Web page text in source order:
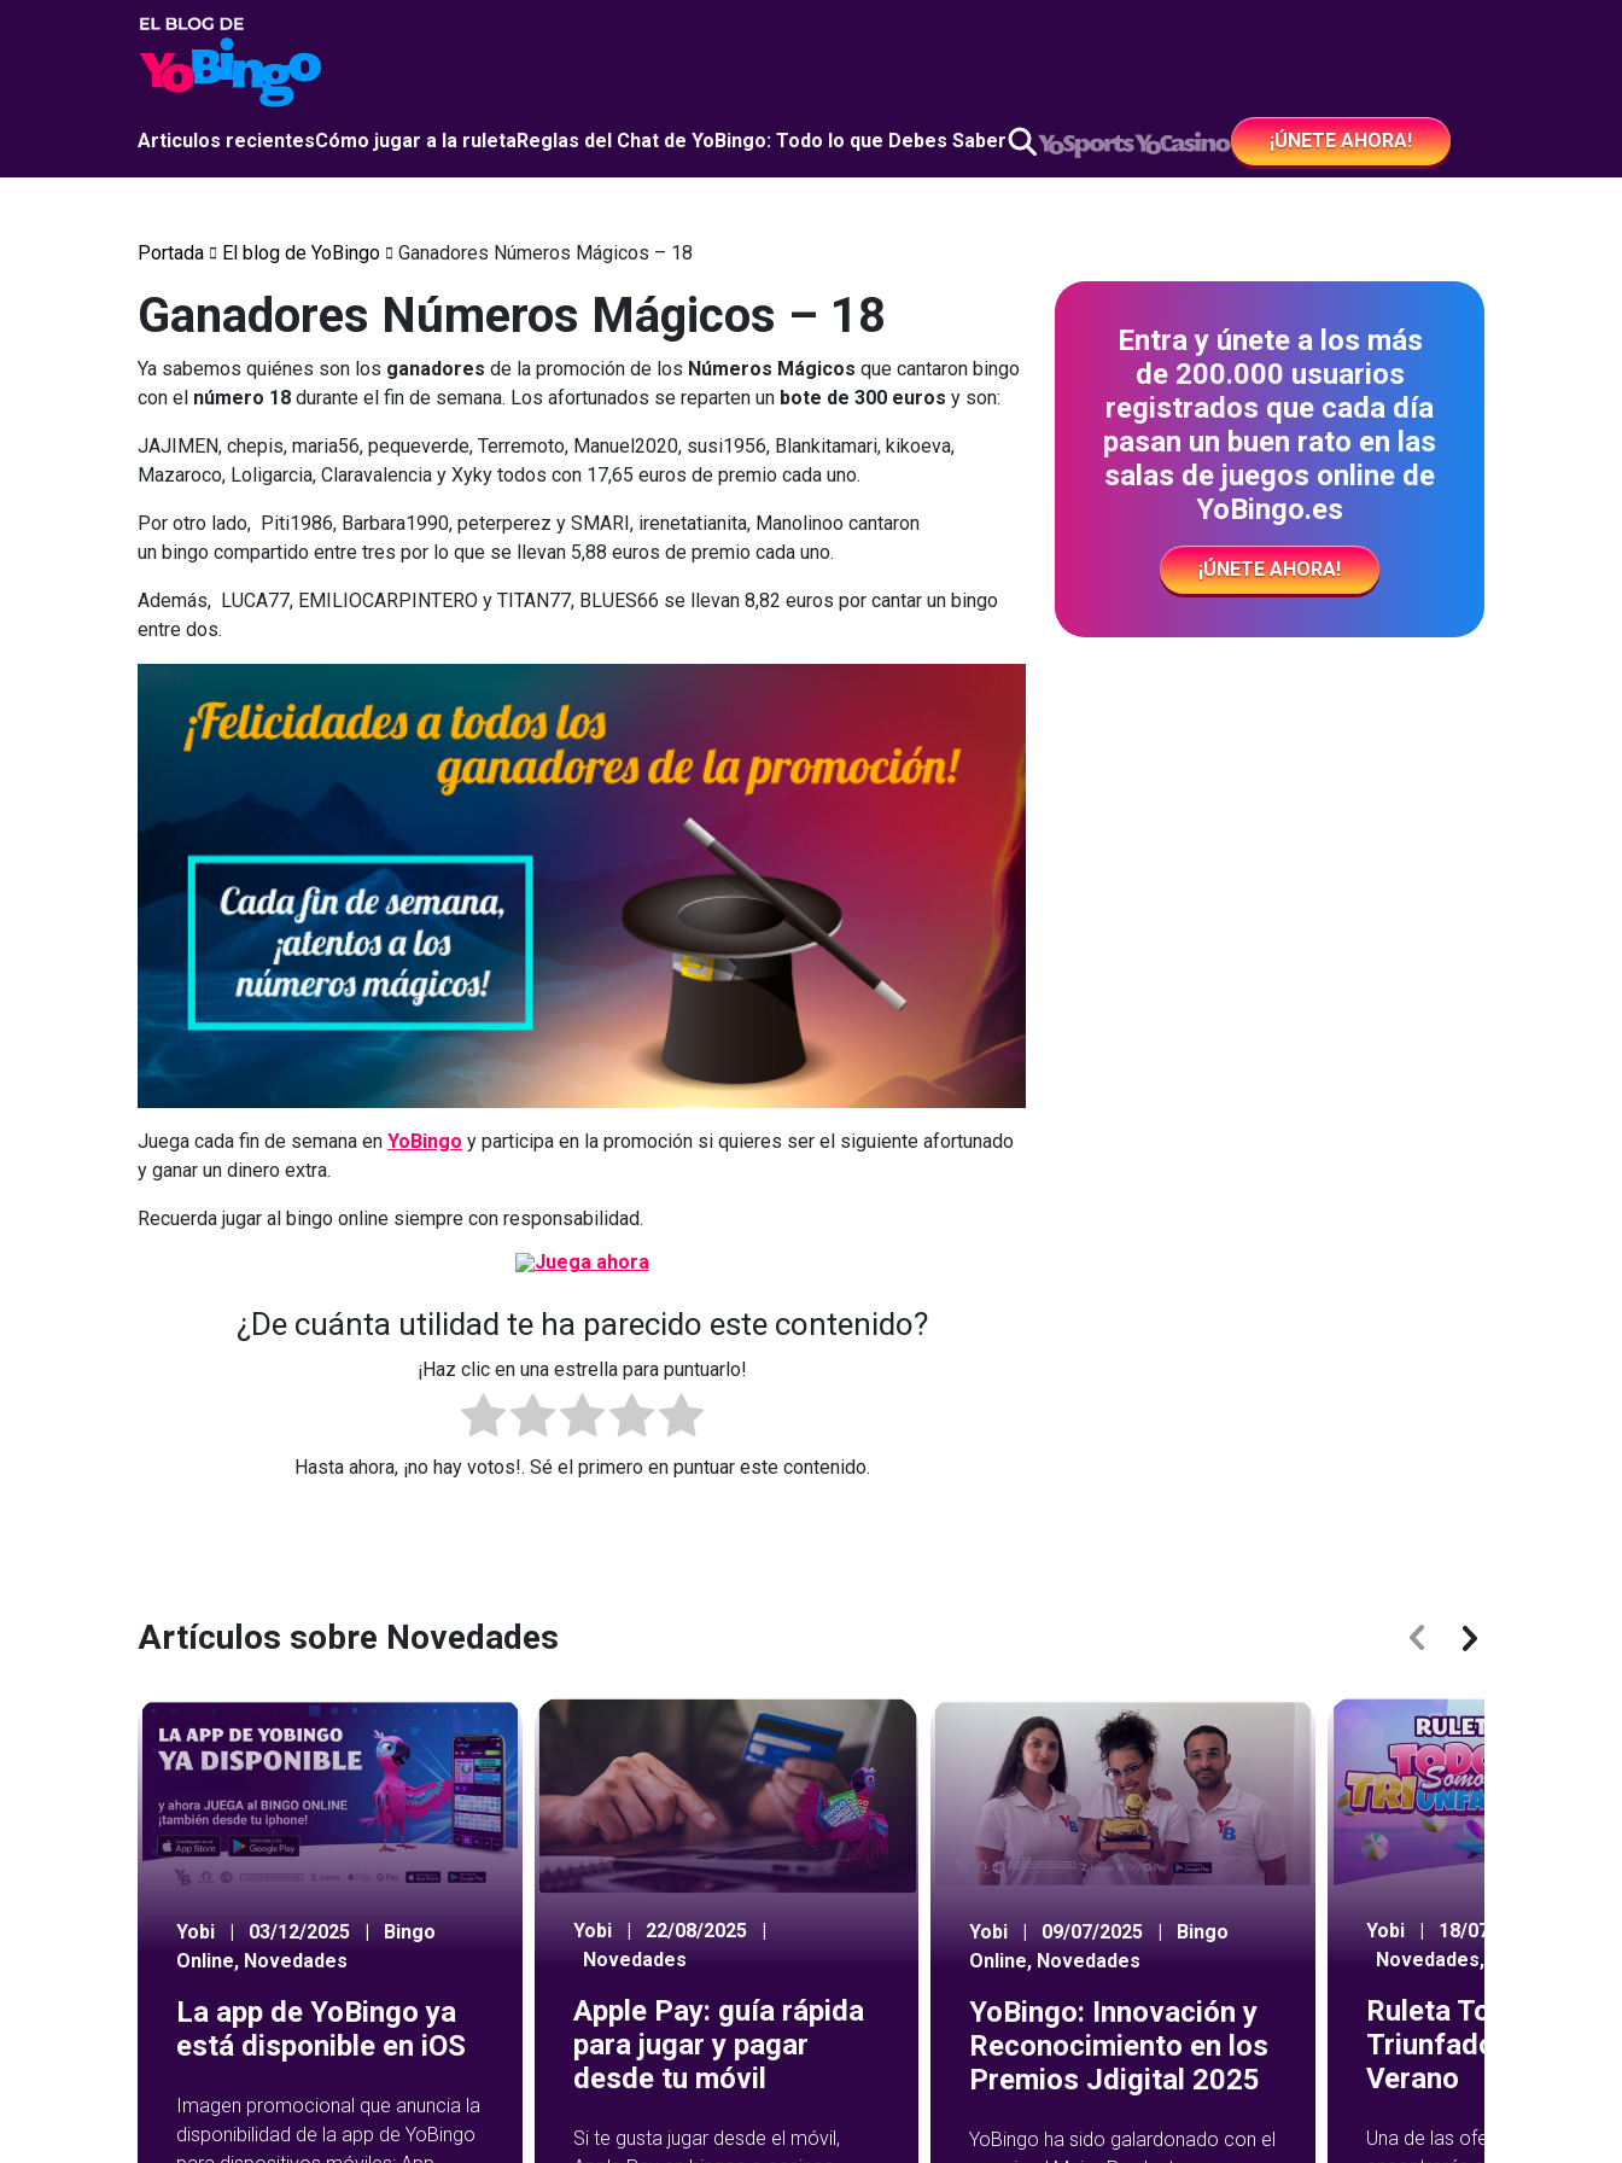
Articulos recientesCómo jugar a la ruletaReglas del Chat de YoBingo: Todo lo que Debes Saber ¡ÚNETE AHORA!
Portada El blog de YoBingo Ganadores Números Mágicos – 18
Ganadores Números Mágicos – 18
Ya sabemos quiénes son los ganadores de la promoción de los Números Mágicos que cantaron bingo
con el número 18 durante el fin de semana. Los afortunados se reparten un bote de 300 euros y son:
JAJIMEN​, ​chepis​, ​maria56​, ​pequeverde​, ​Terremoto​, ​Manuel2020​, ​susi1956​, ​Blankitamari​, ​kikoeva​, ​
Mazaroco​, ​Loligarcia​, ​Claravalencia​ y ​Xyky todos con 17,65 euros de premio cada uno.
Por otro lado, ​ Piti1986, Barbara1990, peterperez ​y SMARI, irenetatianita, Manolinoo ​cantaron
un bingo compartido entre tres por lo que se llevan 5,88 euros de premio cada uno.
Además, ​ LUCA77, EMILIOCARPINTERO ​y ​TITAN77, BLUES66 ​se llevan 8,82 euros por cantar un bingo
entre dos.
Juega cada fin de semana en YoBingo y participa en la promoción si quieres ser el siguiente afortunado
y ganar un dinero extra.
Recuerda jugar al bingo online siempre con responsabilidad.
¿De cuánta utilidad te ha parecido este contenido?
¡Haz clic en una estrella para puntuarlo!
Hasta ahora, ¡no hay votos!. Sé el primero en puntuar este contenido.
Entra y únete a los más
de 200.000 usuarios
registrados que cada día
pasan un buen rato en las
salas de juegos online de
YoBingo.es
¡ÚNETE AHORA!
Artículos sobre Novedades
Yobi | 03/12/2025 |
Bingo
Online, Novedades
La app de YoBingo ya
está disponible en iOS
Imagen promocional que anuncia la
disponibilidad de la app de YoBingo
Yobi 22/08/2025
Novedades
Apple Pay: guía rápida
para jugar y pagar
desde tu móvil
Si te gusta jugar desde el móvil,
Yobi | 09/07/2025 |
Bingo
Online, Novedades
YoBingo: Innovación y
Reconocimiento en los
Premios Jdigital 2025
YoBingo ha sido galardonado con el
Yobi 18/07/2024
Novedades,
Ruleta Todos
Triunfadores de
Verano
Una de las ofertas